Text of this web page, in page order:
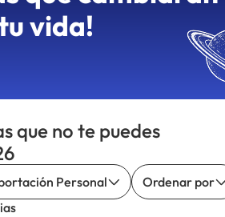
vida!
que no te puedes
Personal
Ordenar por